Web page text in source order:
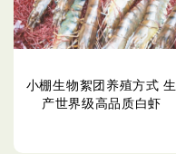
小棚生物絮团养殖方式 生
产世界级高品质白虾